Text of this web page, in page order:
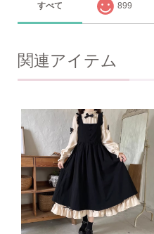
すべて 899
関連アイテム